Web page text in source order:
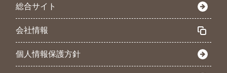
総合サイト
会社情報
個人情報保護方針